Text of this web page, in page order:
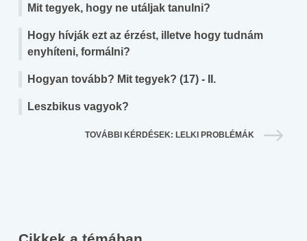
Mit tegyek, hogy ne utáljak tanulni?
Hogy hívják ezt az érzést, illetve hogy tudnám
enyhíteni, formálni?
Hogyan tovább? Mit tegyek? (17) - II.
Leszbikus vagyok?
TOVÁBBI KÉRDÉSEK: LELKI PROBLÉMÁK